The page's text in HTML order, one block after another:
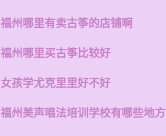
福州哪里有卖古筝的店铺啊
福州哪里买古筝比较好
女孩学尤克里里好不好
福州美声唱法培训学校有哪些地方